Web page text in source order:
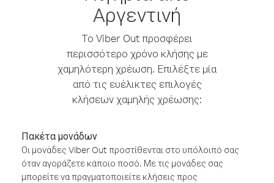
Αργεντινή
Το Viber Out προσφέρει
περισσότερο χρόνο κλήσης με
χαμηλότερη χρέωση. Επιλέξτε μία
από τις ευέλικτες επιλογές
κλήσεων χαμηλής χρέωσης:
Πακέτα μονάδων
Οι μονάδες Viber Out προστίθενται στο υπόλοιπό σας
όταν αγοράζετε κάποιο ποσό. Με τις μονάδες σας
μπορείτε να πραγματοποιείτε κλήσεις προς